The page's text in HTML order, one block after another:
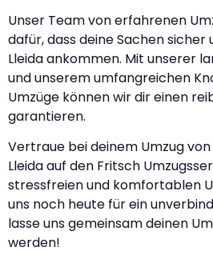
Unser Team von erfahrenen
dafür, dass deine Sachen sicher
Lleida ankommen. Mit unserer
und unserem umfangreichen
Umzüge können wir dir einen
garantieren.
Vertraue bei deinem Umzug
Lleida auf den Fritsch
stressfreien und komfortablen
uns noch heute für ein
lasse uns gemeinsam deinen
werden!